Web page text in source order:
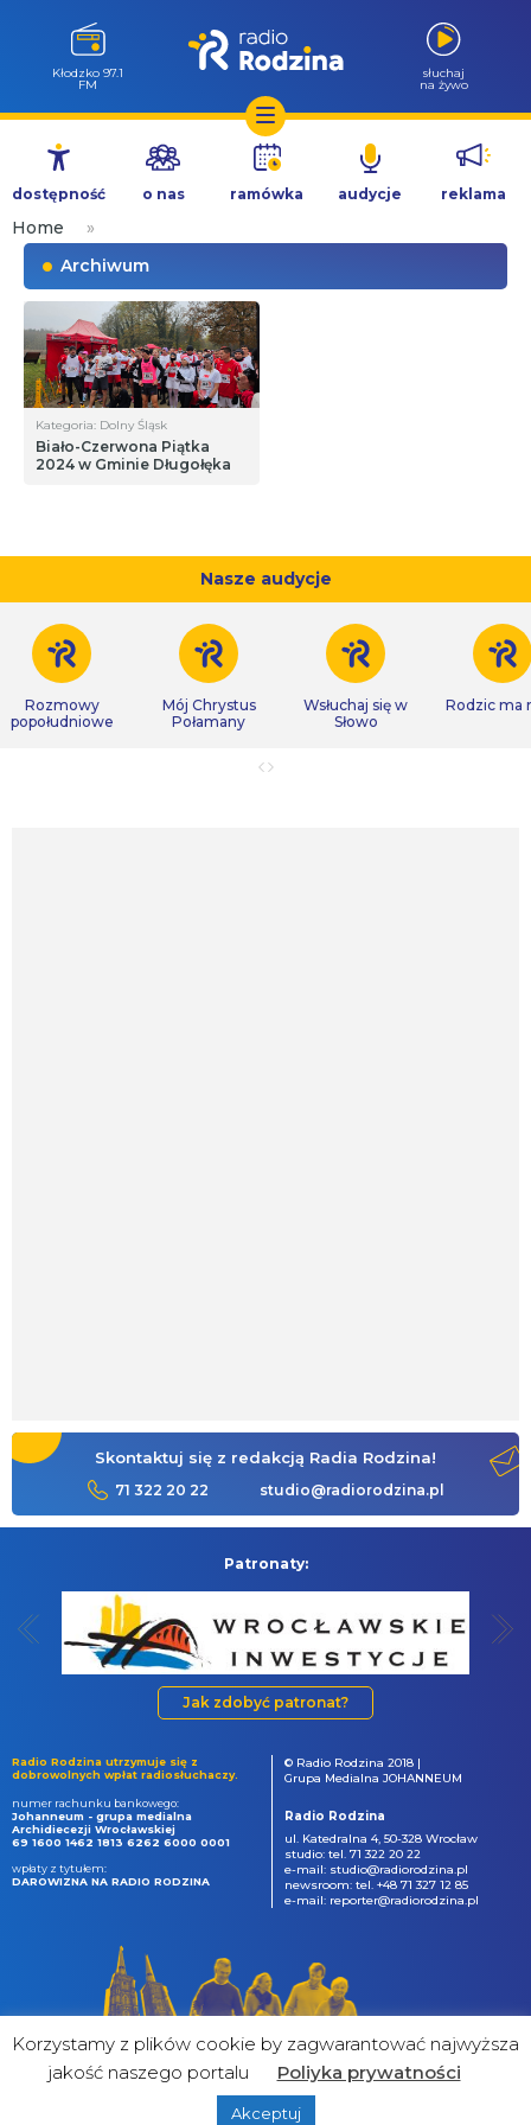
Przejdź
treści
Kłodzko 97.1
FM
słuchaj
na żywo
dostępność o nas ramówka audycje reklama
Home
»
Archiwum
Kategoria: Dolny Śląsk
Biało-Czerwona Piątka
2024 w Gminie Długołęka
Nasze audycje
Rozmowy
popołudniowe
Mój Chrystus
Połamany
Wsłuchaj się w
Słowo
Rodzic ma
Skontaktuj się z redakcją Radia Rodzina!
71 322 20 22 studio@radiorodzina.pl
Patronaty:
Jak zdobyć patronat?
Radio Rodzina utrzymuje się z
dobrowolnych wpłat radiosłuchaczy.
numer rachunku bankowego:
Johanneum - grupa medialna
Archidiecezji Wrocławskiej
69 1600 1462 1813 6262 6000 0001
wpłaty z tytułem:
DAROWIZNA NA RADIO RODZINA
© Radio Rodzina 2018 |
Grupa Medialna JOHANNEUM
Radio Rodzina
ul. Katedralna 4, 50-328 Wrocław
studio: tel. 71 322 20 22
e-mail: studio@radiorodzina.pl
newsroom: tel. +48 71 327 12 85
e-mail: reporter@radiorodzina.pl
&
Korzystamy z plików cookie by zagwarantować najwyższa
jakość naszego portalu
Poliyka prywatności
Akceptuj